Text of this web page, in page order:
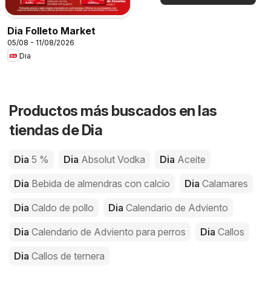
Dia Folleto Market
05/08 - 11/08/2026
Dia
Productos más buscados en las
tiendas de Dia
Dia 5 % Dia Absolut Vodka Dia Aceite
Dia Bebida de almendras con calcio Dia Calamares
Dia Caldo de pollo Dia Calendario de Adviento
Dia Calendario de Adviento para perros Dia Callos
Dia Callos de ternera